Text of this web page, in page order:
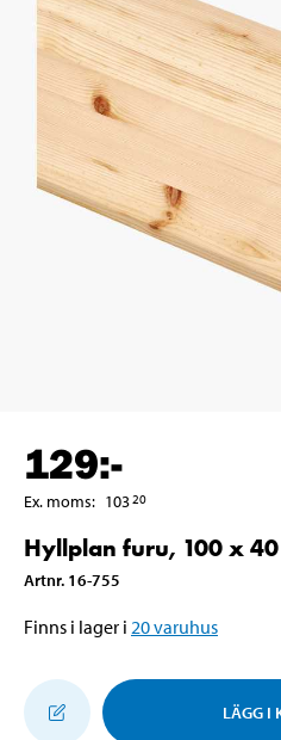
129:-
Ex. moms: 10320
Hyllplan furu, 100 x
Artnr. 16-755
Finns i lager i 20varuhus
LÄGG I